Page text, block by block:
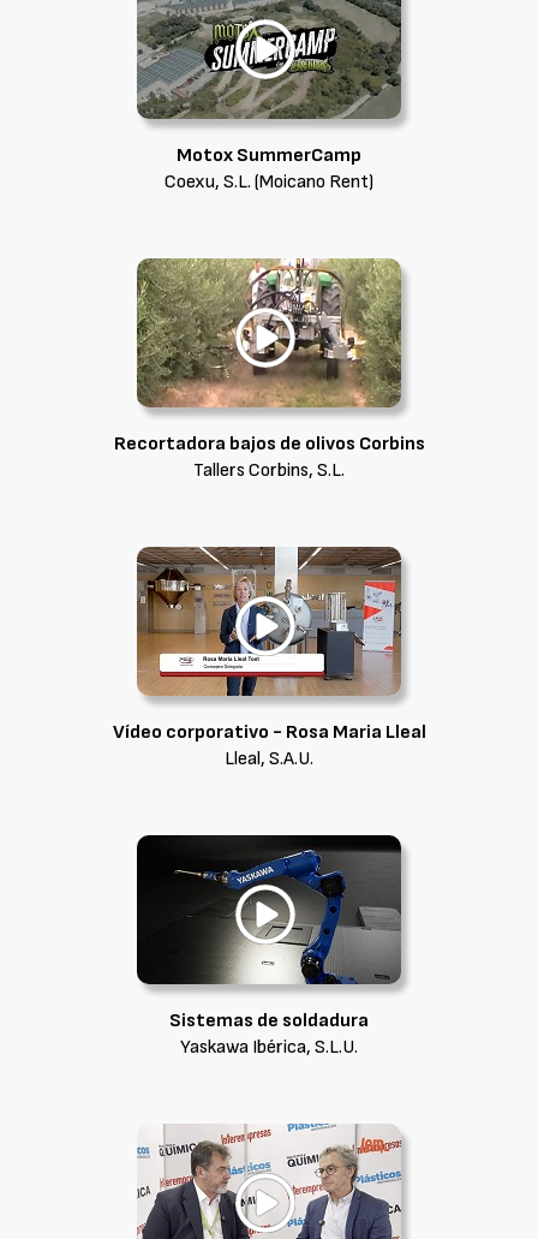
Motox SummerCamp
Coexu, S.L. (Moicano Rent)
Recortadora bajos de olivos Corbins
Tallers Corbins, S.L.
Vídeo corporativo - Rosa Maria Lleal
Lleal, S.A.U.
Sistemas de soldadura
Yaskawa Ibérica, S.L.U.